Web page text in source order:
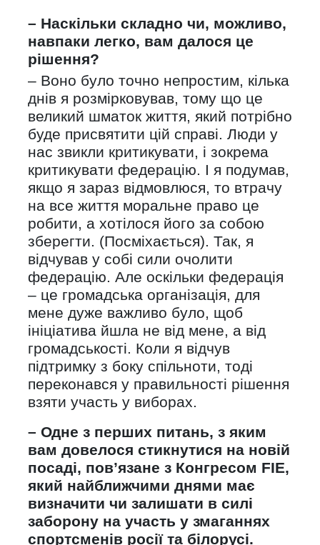
– Наскільки складно чи, можливо,
навпаки легко, вам далося це
рішення?
– Воно було точно непростим, кілька
днів я розмірковував, тому що це
великий шматок життя, який потрібно
буде присвятити цій справі. Люди у
нас звикли критикувати, і зокрема
критикувати федерацію. І я подумав,
якщо я зараз відмовлюся, то втрачу
на все життя моральне право це
робити, а хотілося його за собою
зберегти. (Посміхається). Так, я
відчував у собі сили очолити
федерацію. Але оскільки федерація
– це громадська організація, для
мене дуже важливо було, щоб
ініціатива йшла не від мене, а від
громадськості. Коли я відчув
підтримку з боку спільноти, тоді
переконався у правильності рішення
взяти участь у виборах.
– Одне з перших питань, з яким
вам довелося стикнутися на новій
посаді, пов’язане з Конгресом FIE,
який найближчими днями має
визначити чи залишати в силі
заборону на участь у змаганнях
спортсменів росії та білорусі.